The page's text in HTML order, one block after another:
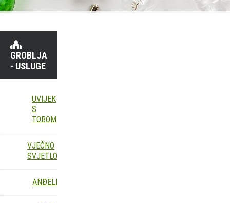
GROBLJA
- USLUGE
UVIJEK
S
TOBOM
VJEČNO
SVJETLO
ANĐELI